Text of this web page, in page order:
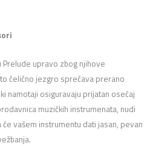
upravo zbog njihove
čelično jezgro sprečava prerano
namotaji osiguravaju prijatan osećaj
muzičkih instrumenata, nudi
vašem instrumentu dati jasan, pevan